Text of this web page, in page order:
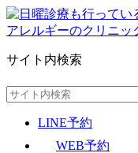
サイト内検索
LINE予約
WEB予約